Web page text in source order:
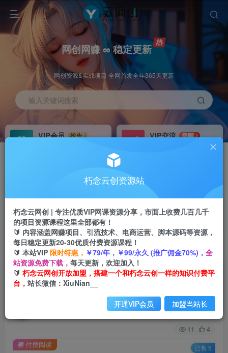
网创网赚 ∞ 稳定更新
网创资源&实战项目 全网首发全年365天更新
输入关键词搜索
VIP会员
抢先
VIP交流
群聊
研究探讨更多创业项目路子。
会员专属推广链接
搭建同款网站，自己当老板
四导航 导航
APP下载
GO
首页 创业课程 会员免费 正文
0门槛手把手教你自建一个AI-Token中转站，零基
础也能看懂，保姆级教程
关注 私信
11 4
付费阅读 已售 5
朽念云创资源站
朽念云网创 | 专注优质VIP网课资源分享，市面上收费几百几千
的项目资源课程这里全部都有！
🔰 内容涵盖网赚项目、引流技术、电商运营、脚本源码等资源，
每日稳定更新20-30优质付费资源课程！
🔰 本站VIP 限时特惠， ￥79/年，￥99/永久 (推广佣金70%)， 全
站资源免费下载， 每天更新，欢迎加入！
🔰 朽念云网创开放加盟，搭建一个和朽念云创一样的知识付费平
台， 站长微信：XiuNian__
开通VIP会员 加盟当站长